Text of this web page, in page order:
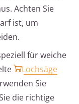
Achten Sie
ist, um
für weiche
Lochsäge
Sie
die richtige